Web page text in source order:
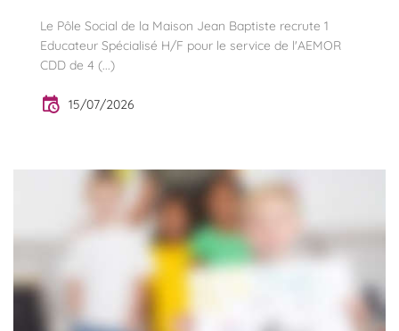
Le Pôle Social de la Maison Jean Baptiste recrute 1
Educateur Spécialisé H/F pour le service de l'AEMOR
CDD de 4 (...)
15/07/2026